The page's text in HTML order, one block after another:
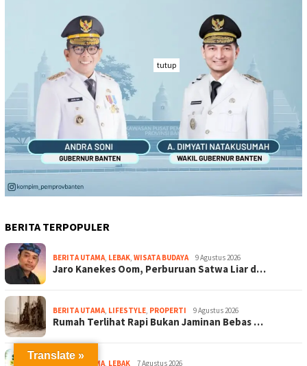
BERITA TERPOPULER
BERITA UTAMA LEBAK WISATA BUDAYA 9 Agustus 2026
Jaro Kanekes Oom, Perburuan Satwa Liar d…
BERITA UTAMA LIFESTYLE PROPERTI 9 Agustus 2026
Rumah Terlihat Rapi Bukan Jaminan Bebas …
BERITA UTAMA LEBAK 7 Agustus 2026
tutup
Translate »